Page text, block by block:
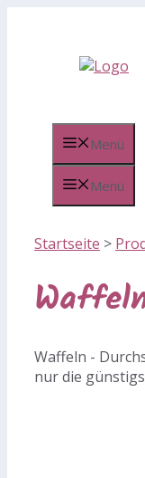
Menü
Menü
Startseite >
Waffeln -
nur die